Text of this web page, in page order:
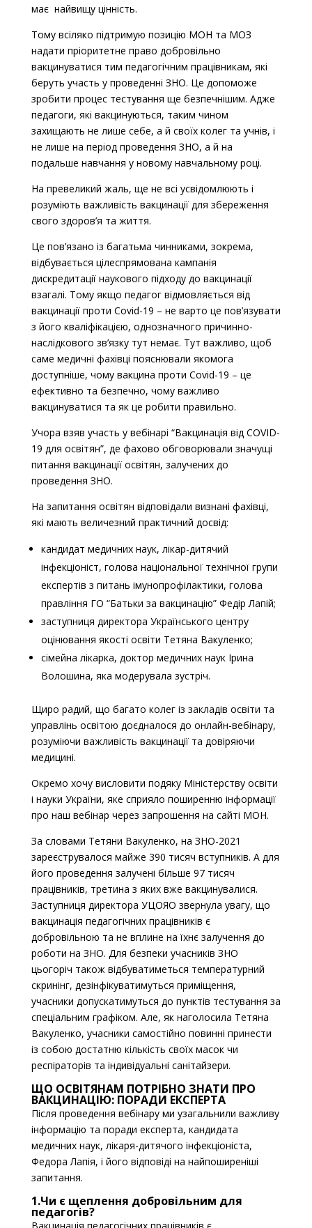
має найвищу цінність.
Тому всіляко підтримую позицію МОН та МОЗ
надати пріоритетне право добровільно
вакцинуватися тим педагогічним працівникам, які
беруть участь у проведенні ЗНО. Це допоможе
зробити процес тестування ще безпечнішим. Адже
педагоги, які вакцинуються, таким чином
захищають не лише себе, а й своїх колег та учнів, і
не лише на період проведення ЗНО, а й на
подальше навчання у новому навчальному році.
На превеликий жаль, ще не всі усвідомлюють і
розуміють важливість вакцинації для збереження
свого здоров’я та життя.
Це пов’язано із багатьма чинниками, зокрема,
відбувається цілеспрямована кампанія
дискредитації наукового підходу до вакцинації
взагалі. Тому якщо педагог відмовляється від
вакцинації проти Covid-19 – не варто це пов’язувати
з його кваліфікацією, однозначного причинно-
наслідкового зв’язку тут немає. Тут важливо, щоб
саме медичні фахівці пояснювали якомога
доступніше, чому вакцина проти Covid-19 – це
ефективно та безпечно, чому важливо
вакцинуватися та як це робити правильно.
Учора взяв участь у вебінарі “Вакцинація від COVID-
19 для освітян”, де фахово обговорювали значущі
питання вакцинації освітян, залучених до
проведення ЗНО.
На запитання освітян відповідали визнані фахівці,
які мають величезний практичний досвід:
кандидат медичних наук, лікар-дитячий
інфекціоніст, голова національної технічної групи
експертів з питань імунопрофілактики, голова
правління ГО “Батьки за вакцинацію” Федір Лапій;
заступниця директора Українського центру
оцінювання якості освіти Тетяна Вакуленко;
сімейна лікарка, доктор медичних наук Ірина
Волошина, яка модерувала зустріч.
Щиро радий, що багато колег із закладів освіти та
управлінь освітою доєдналося до онлайн-вебінару,
розуміючи важливість вакцинації та довіряючи
медицині.
Окремо хочу висловити подяку Міністерству освіти
і науки України, яке сприяло поширенню інформації
про наш вебінар через запрошення на сайті МОН.
За словами Тетяни Вакуленко, на ЗНО-2021
зареєструвалося майже 390 тисяч вступників. А для
його проведення залучені більше 97 тисяч
працівників, третина з яких вже вакцинувалися.
Заступниця директора УЦОЯО звернула увагу, що
вакцинація педагогічних працівників є
добровільною та не вплине на їхнє залучення до
роботи на ЗНО. Для безпеки учасників ЗНО
цьогоріч також відбуватиметься температурний
скринінг, дезінфікуватимуться приміщення,
учасники допускатимуться до пунктів тестування за
спеціальним графіком. Але, як наголосила Тетяна
Вакуленко, учасники самостійно повинні принести
із собою достатню кількість своїх масок чи
респіраторів та індивідуальні санітайзери.
ЩО ОСВІТЯНАМ ПОТРІБНО ЗНАТИ ПРО
ВАКЦИНАЦІЮ: ПОРАДИ ЕКСПЕРТА
Після проведення вебінару ми узагальнили важливу
інформацію та поради експерта, кандидата
медичних наук, лікаря-дитячого інфекціоніста,
Федора Лапія, і його відповіді на найпоширеніші
запитання.
1.Чи є щеплення добровільним для
педагогів?